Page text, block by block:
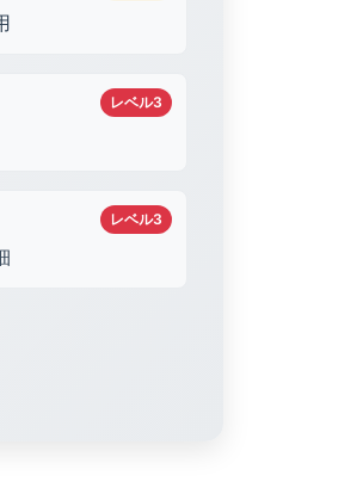
レベル3
レベル3